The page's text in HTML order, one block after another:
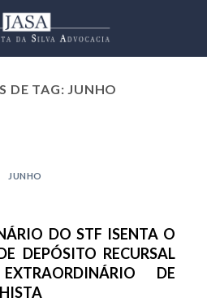
DE TAG: JUNHO
DE JUSTIÇA
de 2021
do recurso especial nº
junto à 4ª Turma do
JUNHO
DO STF ISENTA O
DEPÓSITO RECURSAL
DE